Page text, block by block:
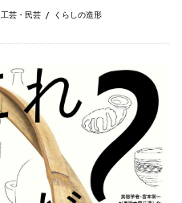
工芸・民芸 くらしの造形